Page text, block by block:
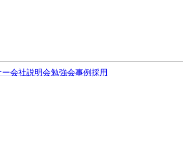
会社説明会勉強会事例採用